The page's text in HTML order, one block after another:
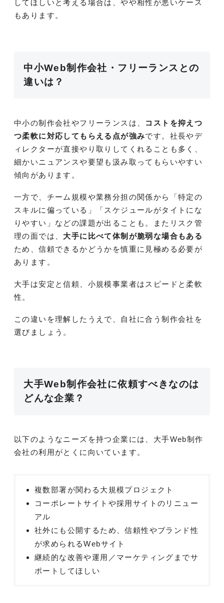
してほしいと考える場合は、やや相性が悪いケース
もあります。
中小Web制作会社・フリーランスとの
違いは？
中小の制作会社やフリーランスは、 コストを抑えつ
つ柔軟に対応してもらえる点が強みです。社長やデ
ィレクターが直接やり取りしてくれることも多く、
細かいニュアンスや要望も汲み取ってもらいやすい
傾向があります。
一方で、チーム規模や業務分担の関係から「特定の
スキルに偏っている」「スケジュールがタイトにな
りやすい」などの課題が出ることも。またリスク管
理の面では、 大手に比べて体制が脆弱な場合もある
ため、信頼できるかどうかを慎重に見極める必要が
あります。
大手は安定と信頼、小規模事業者はスピードと柔軟
性。
この違いを理解したうえで、自社に合う制作会社を
選びましょう。
大手Web制作会社に依頼すべきなのは
どんな企業？
以下のようなニーズを持つ企業には、大手Web制作
会社の利用がとくに向いています。
複数部署が関わる大規模プロジェクト
コーポレートサイトや採用サイトのリニュー
アル
社外にも公開するため、信頼性やブランド性
が求められるWebサイト
継続的な改善や運用／マーケティングまでサ
ポートしてほしい